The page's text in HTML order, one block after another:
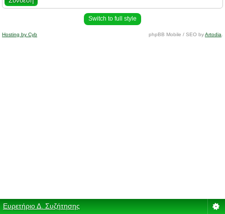
Switch to full style
Hosting by Cyb phpBB Mobile / SEO byArtodia
Ευρετήριο Δ. Συζήτησης